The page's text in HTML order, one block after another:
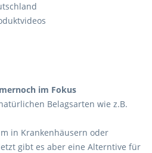
im Fokus
Belagsarten wie z.B.
in Krankenhäusern oder
gibt es aber eine Alterntive für